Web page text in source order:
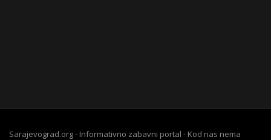
Sarajevograd.org - Informativno zabavni portal - Kod nas nema